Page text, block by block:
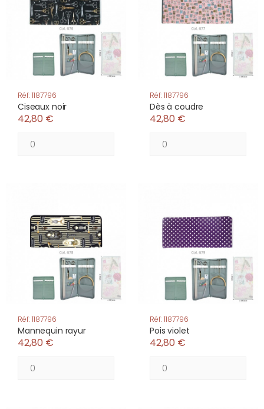
Réf: 1187796
Ciseaux noir
42,80 €
Réf: 1187796
Dès à coudre
42,80 €
Réf: 1187796
Mannequin rayur
42,80 €
Réf: 1187796
Pois violet
42,80 €